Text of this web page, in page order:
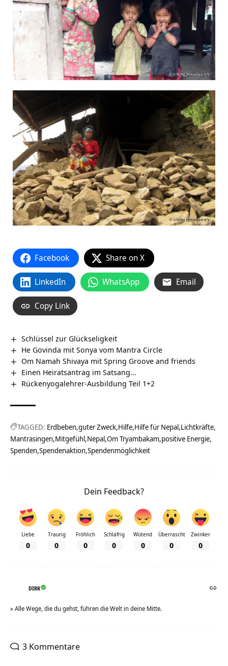
Facebook Share on X
LinkedIn WhatsApp Email
Copy Link
Schlüssel zur Glückseligkeit
He Govinda mit Sonya vom Mantra Circle
Om Namah Shivaya mit Spring Groove and friends
Einen Heiratsantrag im Satsang…
Rückenyogalehrer-Ausbildung Teil 1+2
TAGGED: Erdbeben guter Zweck Hilfe Hilfe für Nepal Lichtkräfte
Mantrasingen Mitgefühl Nepal Om Tryambakam positive Energie
Spenden Spendenaktion Spendenmöglichkeit
Dein Feedback?
Liebe
0
Traurig
0
Fröhlich
0
Schläfrig
0
Wütend
0
Überrascht
0
Zwinker
0
DIRK
» Alle Wege, die du gehst, führen die Welt in deine Mitte.
3 Kommentare